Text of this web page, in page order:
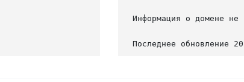
Информация о домене не
Последнее обновление